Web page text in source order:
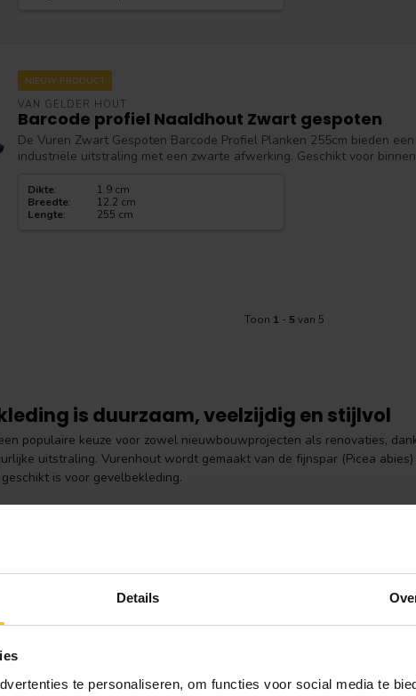
Details
te personaliseren, om functies voor social media te
NIEUW PRODUCT
VAN GELDER HOUT
Barcode profiel Naaldhout Zwart gespoten
De Vuren Zwart Gespoten Barcode Profiel Planken 255cm bieden
industriële uitstraling met een zwarte afwerking. Geschikt voor
Dikte:
1.9 cm
Breedte:
12.2 cm
Lengte: 255 cm
Toon 1 - 5van 5
is duurzaam, veelzijdig en stijlvol
populaire keuze voor zowel nieuwbouwprojecten als renovaties,
uitstraling. Vurenhout wordt gemaakt van de fijnspar (Picea
is voor gevelbekleding.
is verkrijgbaar in diverse profielen en afmetingen, waardoor je
terwijl fijnbezaagd vurenhout een meer natuurlijke en robuuste
is eenvoudig te bewerken:
vurenhout is makkelijk te zagen,
inzetbaar:
is duurzaam:
geïmpregneerd vurenhout is beter bestand tegen
stijlvolle uitstraling:rechte nerf en egale kleur zorgen voor een